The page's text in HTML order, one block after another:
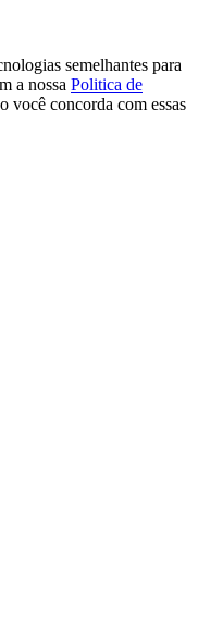
semelhantes para
a nossa Politica de
você concorda com essas